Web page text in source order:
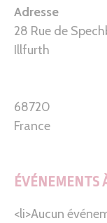
Adresse
28 Rue de
Illfurth
68720
France
ÉVÉNEMENTS
<li>Aucun